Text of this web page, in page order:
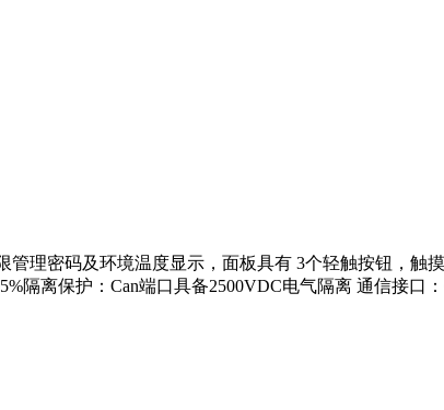
理密码及环境温度显示，面板具有 3个轻触按钮，触
隔离保护：Can端口具备2500VDC电气隔离 通信接